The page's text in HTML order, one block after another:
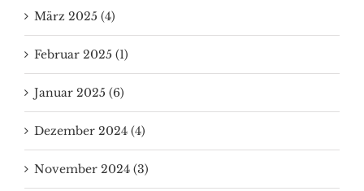
März 2025 (4)
Februar 2025 (1)
Januar 2025 (6)
Dezember 2024 (4)
November 2024 (3)